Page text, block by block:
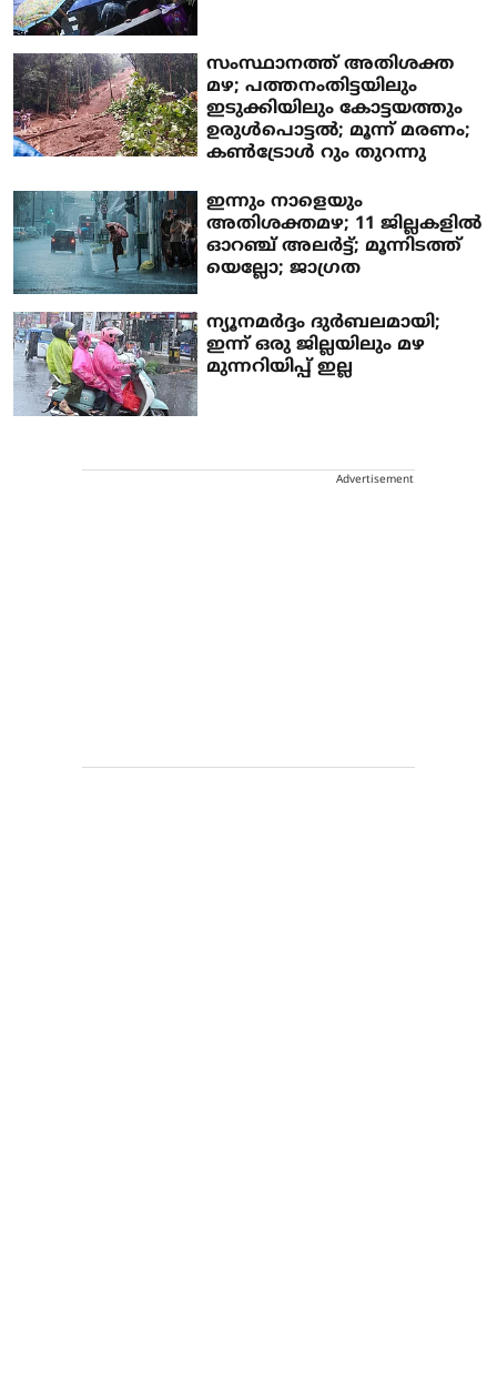
സംസ്ഥാനത്ത് അതിശക്ത
മഴ; പത്തനംതിട്ടയിലും
ഇടുക്കിയിലും കോട്ടയത്തും
ഉരുള്‍പൊട്ടല്‍; മൂന്ന് മരണം;
കണ്‍ട്രോള്‍ റും തുറന്നു
ഇന്നും നാളെയും
അതിശക്തമഴ; 11 ജില്ലകളില്‍
ഓറഞ്ച് അലര്‍ട്ട്; മൂന്നിടത്ത്
യെല്ലോ; ജാഗ്രത
ന്യൂനമര്‍ദ്ദം ദുര്‍ബലമായി;
ഇന്ന് ഒരു ജില്ലയിലും മഴ
മുന്നറിയിപ്പ് ഇല്ല
Advertisement